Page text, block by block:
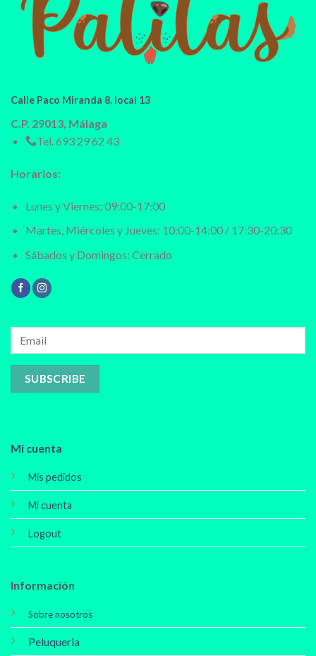
Calle Paco Miranda 8, local 13
C.P. 29013, Málaga
Tel.693 29 62 43
Horarios:
Lunes y Viernes: 09:00-17:00
Martes, Miércoles y Jueves: 10:00-14:00 / 17:30-20:30
Sábados y Domingos: Cerrado
Mi cuenta
Mis pedidos
Mi cuenta
Logout
Información
Sobre nosotros
Peluqueria